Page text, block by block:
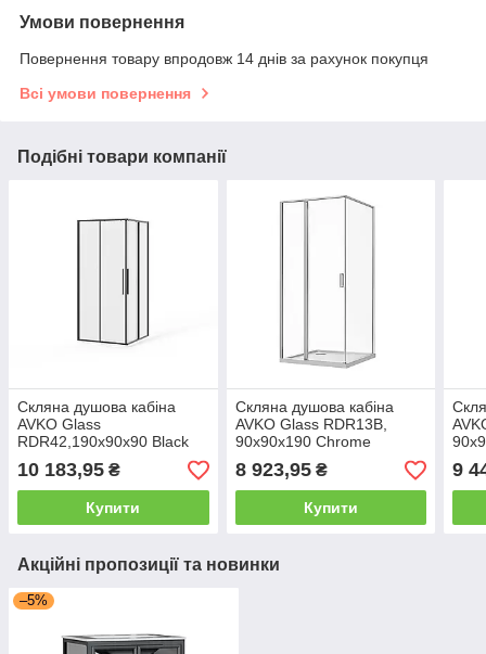
Умови повернення
Повернення товару впродовж 14 днів за рахунок покупця
Всі умови повернення
Подібні товари компанії
Скляна душова кабіна
AVKO Glass
RDR42,190х90х90 Black
10 183,95 ₴
Купити
Скляна душова кабіна
AVKO Glass RDR13B,
90х90х190 Chrome
8 923,95₴
Купити
9
Акційні пропозиції та новинки
–5%